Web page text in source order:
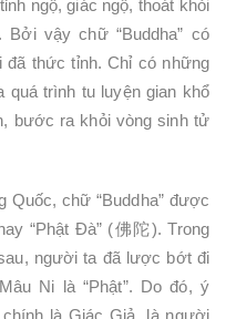
ngộ, giác ngộ, thoát khỏi
Bởi vậy chữ “Buddha” có
thức tỉnh. Chỉ có những
quá trình tu luyện gian khổ
bước ra khỏi vòng sinh tử
Quốc, chữ “Buddha” được
“Phật Đà” (佛陀). Trong
người ta đã lược bớt đi
Ni là “Phật”. Do đó, ý